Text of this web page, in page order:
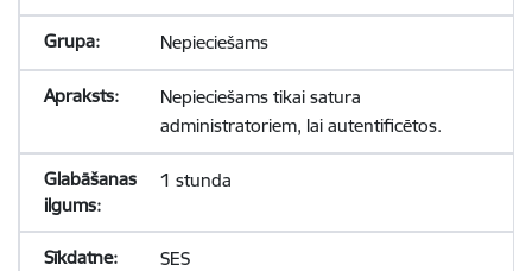
Nepieciešams
Nepieciešams tikai satura
administratoriem, lai autentificētos.
1 stunda
SES